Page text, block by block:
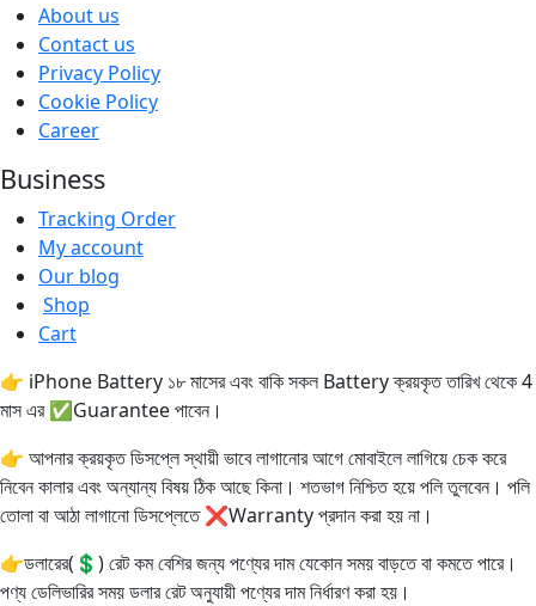
About us
Contact us
Privacy Policy
Cookie Policy
Career
Business
Tracking Order
My account
Our blog
Shop
Cart
👉 iPhone Battery ১৮ মাসের এবং বাকি সকল Battery ক্রয়কৃত তারিখ থেকে 4
মাস এর ✅Guarantee পাবেন।
👉 আপনার ক্রয়কৃত ডিসপ্লে স্থায়ী ভাবে লাগানোর আগে মোবাইলে লাগিয়ে চেক করে
নিবেন কালার এবং অন্যান্য বিষয় ঠিক আছে কিনা। শতভাগ নিশ্চিত হয়ে পলি তুলবেন। পলি
তোলা বা আঠা লাগানো ডিসপ্লেতে ❌Warranty প্রদান করা হয় না।
👉ডলারের(💲) রেট কম বেশির জন্য পণ্যের দাম যেকোন সময় বাড়তে বা কমতে পারে।
পণ্য ডেলিভারির সময় ডলার রেট অনুযায়ী পণ্যের দাম নির্ধারণ করা হয়।